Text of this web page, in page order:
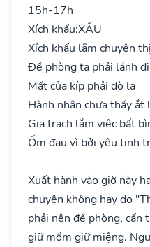
15h-17h
Xích khẩu:XẤU
Xích khẩu lắm chuyên
Đề phòng ta phải lánh
Mất của kíp phải dò la
Hành nhân chưa thấy ắt
Gia trạch lắm việc bất
Ốm đau vì bởi yêu tinh
Xuất hành vào giờ này
chuyện không hay do
phải nên đề phòng,
giữ mồm giữ miệng.